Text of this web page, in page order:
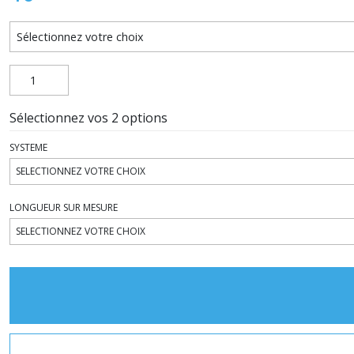
Sélectionnez vos 2 options
SYSTEME
LONGUEUR SUR MESURE